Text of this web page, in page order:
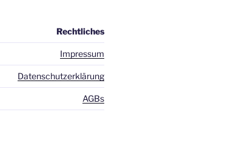
Rechtliches
Impressum
Datenschutzerklärung
AGBs